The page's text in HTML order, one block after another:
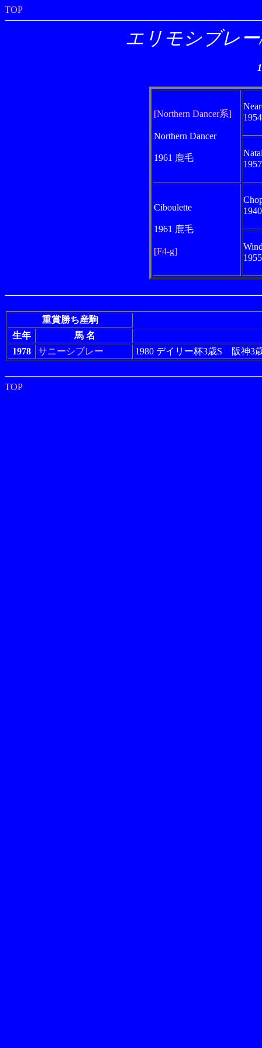
TOP
エリモシブレー
[Northern Dancer系]
Northern Dancer
1961 鹿毛
Ciboulette
1961 鹿毛
[F4-g]
重賞勝ち産駒
生年
馬 名
1978
サニーシプレー 1980 デイリー杯3歳S 阪神
TOP